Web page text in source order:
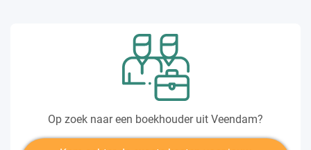
Op zoek naar een boekhouder uit Veendam?